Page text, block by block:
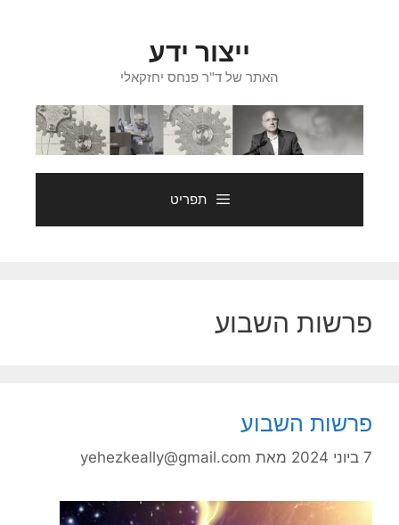
ייצור ידע
האתר של ד"ר פנחס יחזקאלי
תפריט
פרשות השבוע
פרשות השבוע
7 ביוני 2024 מאת yehezkeally@gmail.com